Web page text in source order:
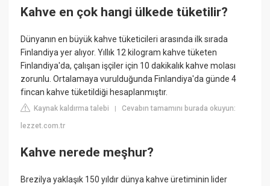
Kahve en çok hangi ülkede tüketilir?
Dünyanın en büyük kahve tüketicileri arasında ilk sırada
Finlandiya yer alıyor. Yıllık 12 kilogram kahve tüketen
Finlandiya'da, çalışan işçiler için 10 dakikalık kahve molası
zorunlu. Ortalamaya vurulduğunda Finlandiya'da günde 4
fincan kahve tüketildiği hesaplanmıştır.
Kaynak kaldırma talebi |Cevabın tamamını burada okuyun:
lezzet.com.tr
Kahve nerede meşhur?
Brezilya yaklaşık 150 yıldır dünya kahve üretiminin lider